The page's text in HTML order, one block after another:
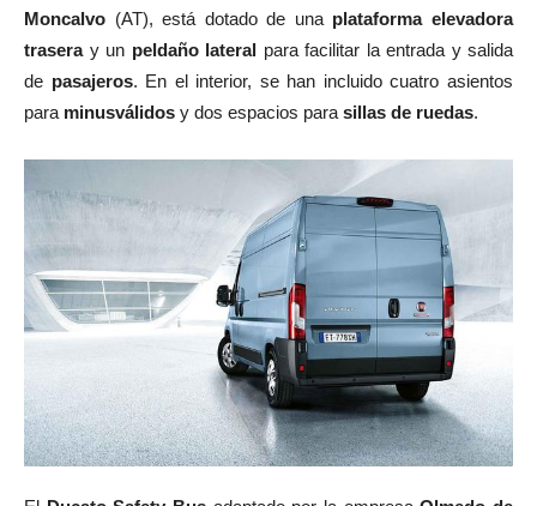
Moncalvo (AT), está dotado de unaplataforma elevadora
traseray un peldaño lateral para facilitar la entrada y salida
de pasajeros. En el interior, se han incluido cuatro asientos
para minusválidos y dos espacios para sillas de ruedas.